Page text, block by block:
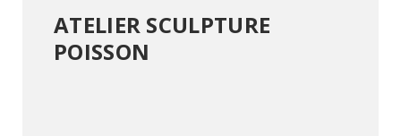
ATELIER SCULPTURE
POISSON